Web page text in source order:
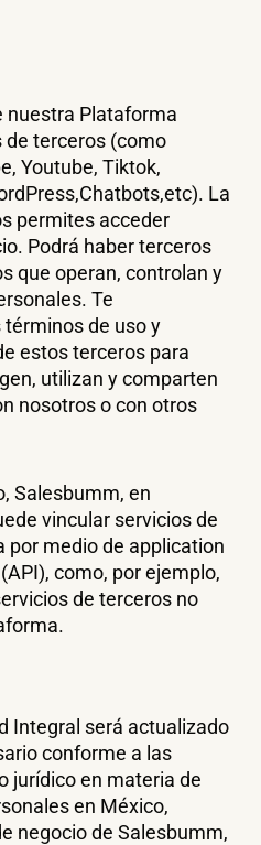
nuestra Plataforma
de terceros (como
Youtube, Tiktok,
La
permites acceder
Podrá haber terceros
que operan, controlan y
Te
de uso y
estos terceros para
utilizan y comparten
nosotros o con otros
Salesbumm, en
vincular servicios de
por medio de application
como, por ejemplo,
de terceros no
Integral será actualizado
conforme a las
jurídico en materia de
en México,
negocio de Salesbumm,